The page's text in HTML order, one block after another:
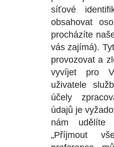
síťové
obsahovat
procházíte
vás zajímá).
provozovat a
vyvíjet pro
uživatele
účely
údajů je
nám udělíte
„Příjmout